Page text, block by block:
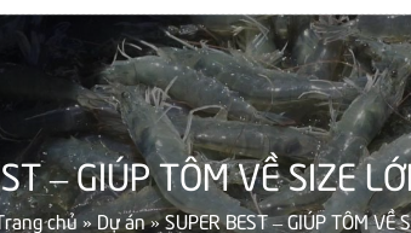
– GIÚP TÔM VỀ SIZE
chủ»Dự án»SUPER BEST – GIÚP TÔM VỀ